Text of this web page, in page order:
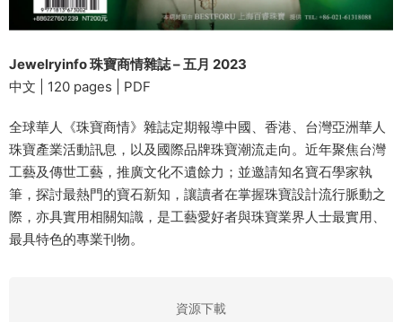
Jewelryinfo 珠寶商情雜誌 – 五月 2023
中文 | 120 pages | PDF
全球華人《珠寶商情》雜誌定期報導中國、香港、台灣亞洲華人
珠寶產業活動訊息，以及國際品牌珠寶潮流走向。近年聚焦台灣
工藝及傳世工藝，推廣文化不遺餘力；並邀請知名寶石學家執
筆，探討最熱門的寶石新知，讓讀者在掌握珠寶設計流行脈動之
際，亦具實用相關知識，是工藝愛好者與珠寶業界人士最實用、
最具特色的專業刊物。
資源下載